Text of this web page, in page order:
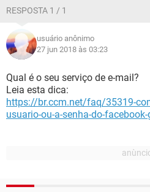
RESPOSTA 1 / 1
usuário anônimo
27 jun 2018 às 03:23
Qual é o seu serviço de e-mail?
Leia esta dica:
https://br.ccm.net/faq/35319-
usuario-ou-a-senha-do-